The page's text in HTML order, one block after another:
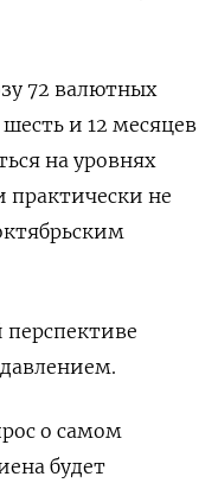
72 валютных
и 12 месяцев
на уровнях
практически не
о самом
будет